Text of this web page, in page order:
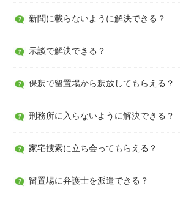
新聞に載らないように解決できる？
示談で解決できる？
保釈で留置場から釈放してもらえる？
刑務所に入らないように解決できる？
家宅捜索に立ち会ってもらえる？
留置場に弁護士を派遣できる？